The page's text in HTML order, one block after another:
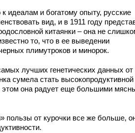
идеалам и богатому опыту, русские
вид, и в 1911 году
китаянки – она не
то, что в ее выведении
плимутроков и минорок.
лучших генетических данных от
сумела стать высокопродуктивной
этом она радует еще большими
пользы от курочки все же больше,